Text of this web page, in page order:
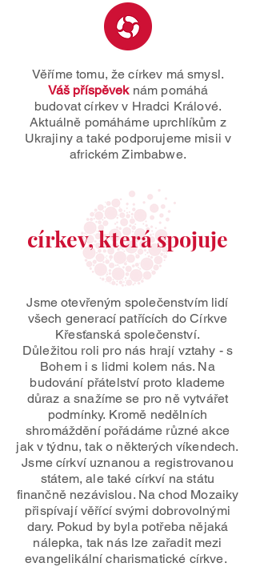
Věříme tomu, že církev má smysl.
Váš příspěveknám pomáhá
budovat církev v Hradci Králové.
Aktuálně pomáháme uprchlíkům z
Ukrajiny a také podporujeme misii v
africkém Zimbabwe.
církev, která spojuje
Jsme otevřeným společenstvím lidí
všech generací patřících doCírkve
Křesťanská společenství.
Důležitou roli pro nás hrají vztahy - s
Bohem i s lidmi kolem nás. Na
budování přátelství proto klademe
důraz a snažíme se pro ně vytvářet
podmínky. Kromě nedělních
shromáždění pořádáme různé akce
jak v týdnu, tak o některých víkendech.
Jsme církví uznanou a registrovanou
státem, ale také církví na státu
finančně nezávislou. Na chod Mozaiky
přispívají věřící svými dobrovolnými
dary. Pokud by byla potřeba nějaká
nálepka, tak nás lze zařadit mezi
evangelikální charismatické církve.